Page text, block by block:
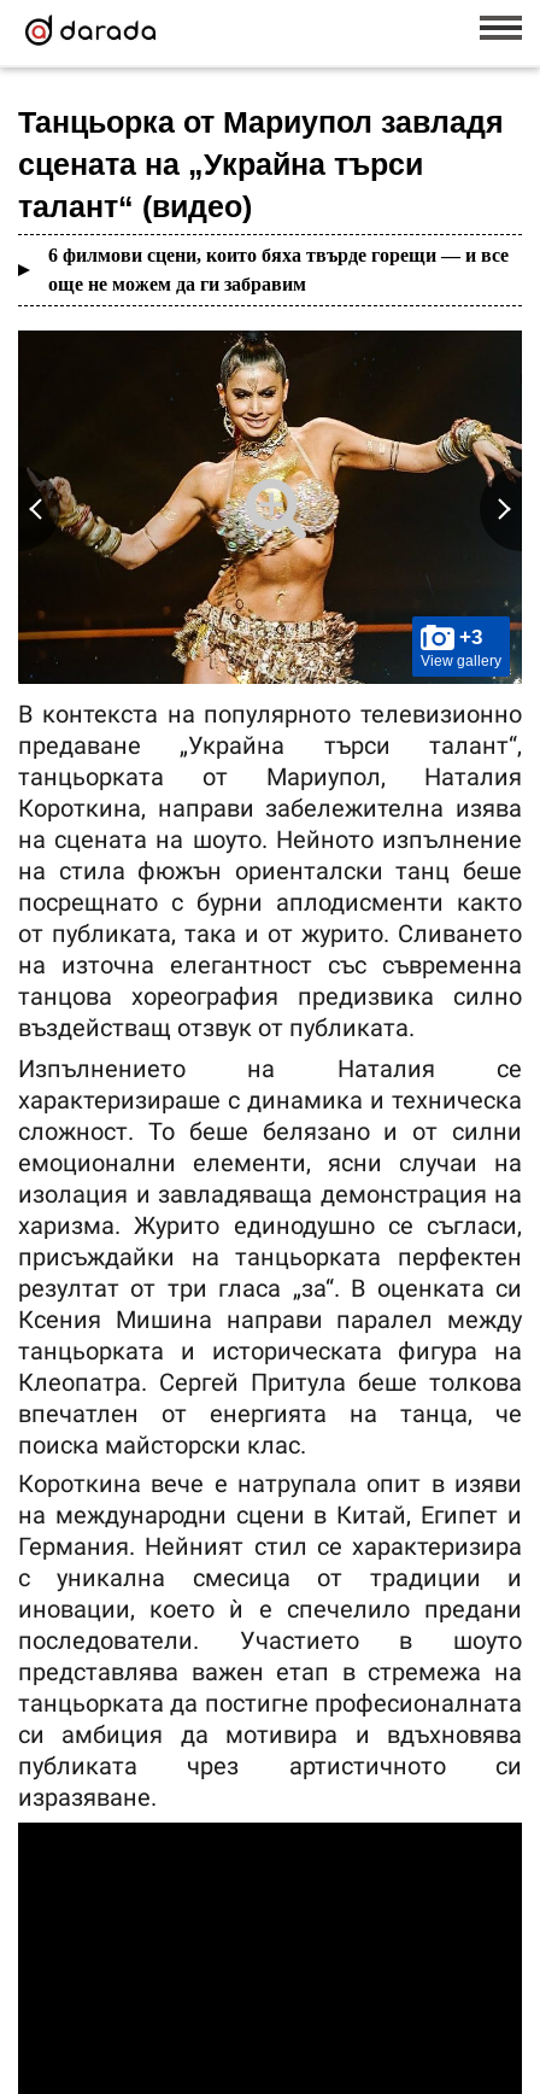
Танцьорка от Мариупол завладя
сцената на „Украйна търси
талант“ (видео)
6 филмови сцени, които бяха твърде горещи — и все
още не можем да ги забравим
+3
View gallery
В контекста на популярното телевизионно
предаване „Украйна търси талант“,
танцьорката от Мариупол, Наталия
Короткина, направи забележителна изява
на сцената на шоуто. Нейното изпълнение
на стила фюжън ориенталски танц беше
посрещнато с бурни аплодисменти както
от публиката, така и от журито. Сливането
на източна елегантност със съвременна
танцова хореография предизвика силно
въздействащ отзвук от публиката.
Изпълнението на Наталия се
характеризираше с динамика и техническа
сложност. То беше белязано и от силни
емоционални елементи, ясни случаи на
изолация и завладяваща демонстрация на
харизма. Журито единодушно се съгласи,
присъждайки на танцьорката перфектен
резултат от три гласа „за“. В оценката си
Ксения Мишина направи паралел между
танцьорката и историческата фигура на
Клеопатра. Сергей Притула беше толкова
впечатлен от енергията на танца, че
поиска майсторски клас.
Короткина вече е натрупала опит в изяви
на международни сцени в Китай, Египет и
Германия. Нейният стил се характеризира
с уникална смесица от традиции и
иновации, което ѝ е спечелило предани
последователи. Участието в шоуто
представлява важен етап в стремежа на
танцьорката да постигне професионалната
си амбиция да мотивира и вдъхновява
публиката чрез артистичното си
изразяване.